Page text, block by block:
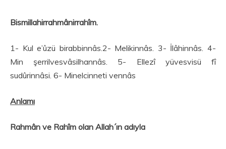
Bismillahirrahmânirrahîm.
1- Kul e’ûzü birabbinnâs.2- Melikinnâs. 3- İlâhinnâs. 4-
Min şerrilvesvâsilhannâs. 5- Ellezî yüvesvisü fî
sudûrinnâsi. 6- Minelcinneti vennâs
Anlamı
Rahmân ve Rahîm olan Allah´ın adıyla